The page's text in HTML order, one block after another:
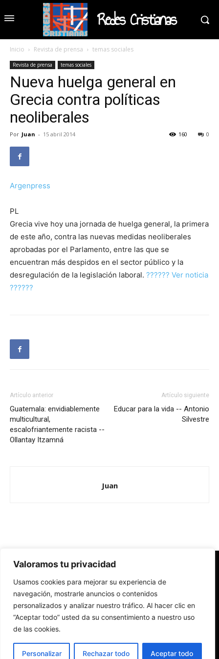
Valoramos tu privacidad
Usamos cookies para mejorar su experiencia de
navegación, mostrarle anuncios o contenidos
personalizados y analizar nuestro tráfico. Al hacer clic en
“Aceptar todo” usted da su consentimiento a nuestro uso
de las cookies.
Personalizar Rechazar todo Aceptar todo
Redes Cristianas
Inicio Revista de prensa temas sociales
Revista de prensa temas sociales
Nueva huelga general en
Grecia contra políticas
neoliberales
Por Juan - 15 abril 2014 0
160
Argenpress
PL
Grecia vive hoy una jornada de huelga general, la primera
de este año, contra las nuevas medidas neoliberales
aprobadas por el Parlamento, entre las que se
encuentran más despidos en el sector público y la
desregulación de la legislación laboral. ?????? Ver noticia
??????
Artículo anterior
Guatemala: envidiablemente
multicultural,
escalofriantemente racista --
Ollantay Itzamná
Artículo siguiente
Educar para la vida -- Antonio
Silvestre
Juan
Redes Cristianas
Una mirada alternativa sobre la Iglesia católica y la sociedad
- Colectivos de Redes Cristianas